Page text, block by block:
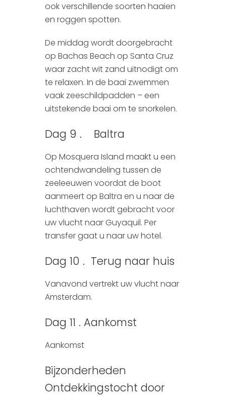
ook verschillende soorten haaien
en roggen spotten.
De middag wordt doorgebracht
op Bachas Beach op Santa Cruz
waar zacht wit zand uitnodigt om
te relaxen. In de baai zwemmen
vaak zeeschildpadden – een
uitstekende baai om te snorkelen.
Dag 9 . Baltra
Op Mosquera Island maakt u een
ochtendwandeling tussen de
zeeleeuwen voordat de boot
aanmeert op Baltra en u naar de
luchthaven wordt gebracht voor
uw vlucht naar Guyaquil. Per
transfer gaat u naar uw hotel.
Dag 10 . Terug naar huis
Vanavond vertrekt uw vlucht naar
Amsterdam.
Dag 11 . Aankomst
Aankomst
Bijzonderheden
Ontdekkingstocht door